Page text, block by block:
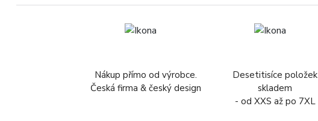
Nákup přímo od výrobce.
Česká firma & český design
Desetitisíce položek
skladem
- od XXS až po 7XL